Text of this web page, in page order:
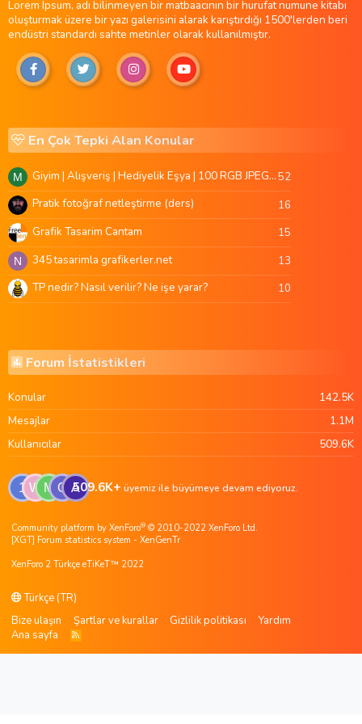
Lorem Ipsum, adı bilinmeyen bir matbaacının bir hurufat numune kitabı
oluşturmak üzere bir yazı galerisini alarak karıştırdığı 1500'lerden beri
endüstri standardı sahte metinler olarak kullanılmıştır.
En Çok Tepki Alan Konular
M Giyim | Alışveriş | Hediyelik Eşya | 100 RGB JPEG Images | 5920x4420 Pixels | 501 MB52
Pratik fotoğraf netleştirme (ders) 16
Grafik Tasarim Cantam 15
N 345 tasarimla grafikerler.net 13
TP nedir? Nasıl verilir? Ne işe yarar? 10
Forum İstatistikleri
Konular
142.5K
Mesajlar
1.1M
Kullanıcılar
509.6K
1 W M G A
509.6K+ üyemiz ile büyümeye devam ediyoruz.
Community platform by XenForo® © 2010-2022 XenForo Ltd.
[XGT] Forum statistics system - XenGenTr
XenForo 2 Türkçe eTiKeT™ 2022
Türkçe (TR)
Bize ulaşın
Şartlar ve kurallar Gizlilik politikası
Yardım
Ana sayfa
R
S
S